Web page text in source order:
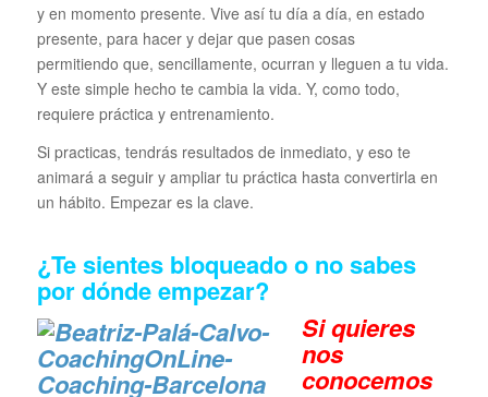
y en momento presente. Vive así tu día a día, en estado
presente, para hacer y dejar que pasen cosas
permitiendo que, sencillamente, ocurran y lleguen a tu vida.
Y este simple hecho te cambia la vida. Y, como todo,
requiere práctica y entrenamiento.
Si practicas, tendrás resultados de inmediato, y eso te
animará a seguir y ampliar tu práctica hasta convertirla en
un hábito. Empezar es la clave.
¿Te sientes bloqueado o no sabes
por dónde empezar?
Si quieres
nos
conocemos